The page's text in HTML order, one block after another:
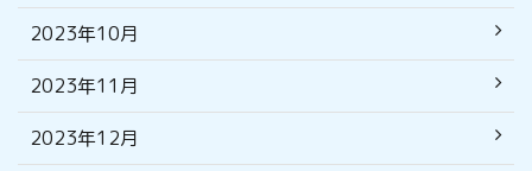
2023年10月
2023年11月
2023年12月